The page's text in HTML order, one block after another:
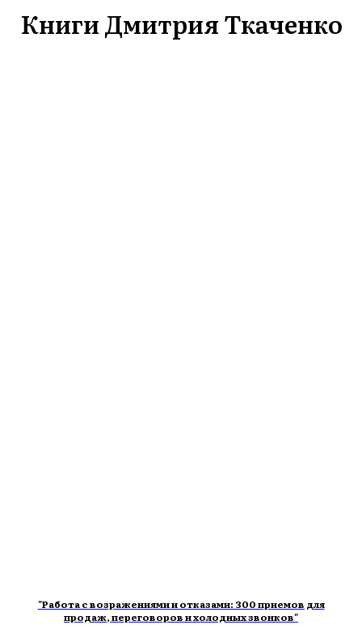
Книги Дмитрия Ткаченко
"Работа с возражениями и отказами: 300 приемов для
продаж, переговоров и холодных звонков"